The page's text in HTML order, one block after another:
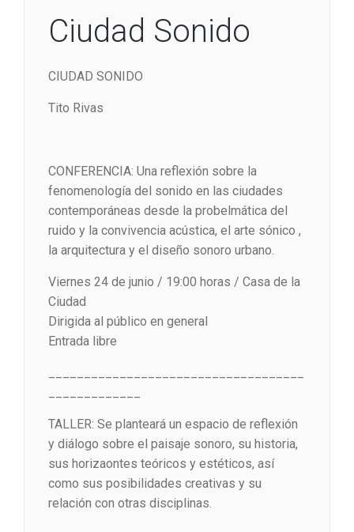
Ciudad Sonido
CIUDAD SONIDO
Tito Rivas
CONFERENCIA: Una reflexión sobre la
fenomenología del sonido en las ciudades
contemporáneas desde la probelmática del
ruido y la convivencia acústica, el arte sónico ,
la arquitectura y el diseño sonoro urbano.
Viernes 24 de junio / 19:00 horas / Casa de la
Ciudad
Dirigida al público en general
Entrada libre
TALLER: Se planteará un espacio de reflexión
y diálogo sobre el paisaje sonoro, su historia,
sus horizaontes teóricos y estéticos, así
como sus posibilidades creativas y su
relación con otras disciplinas.